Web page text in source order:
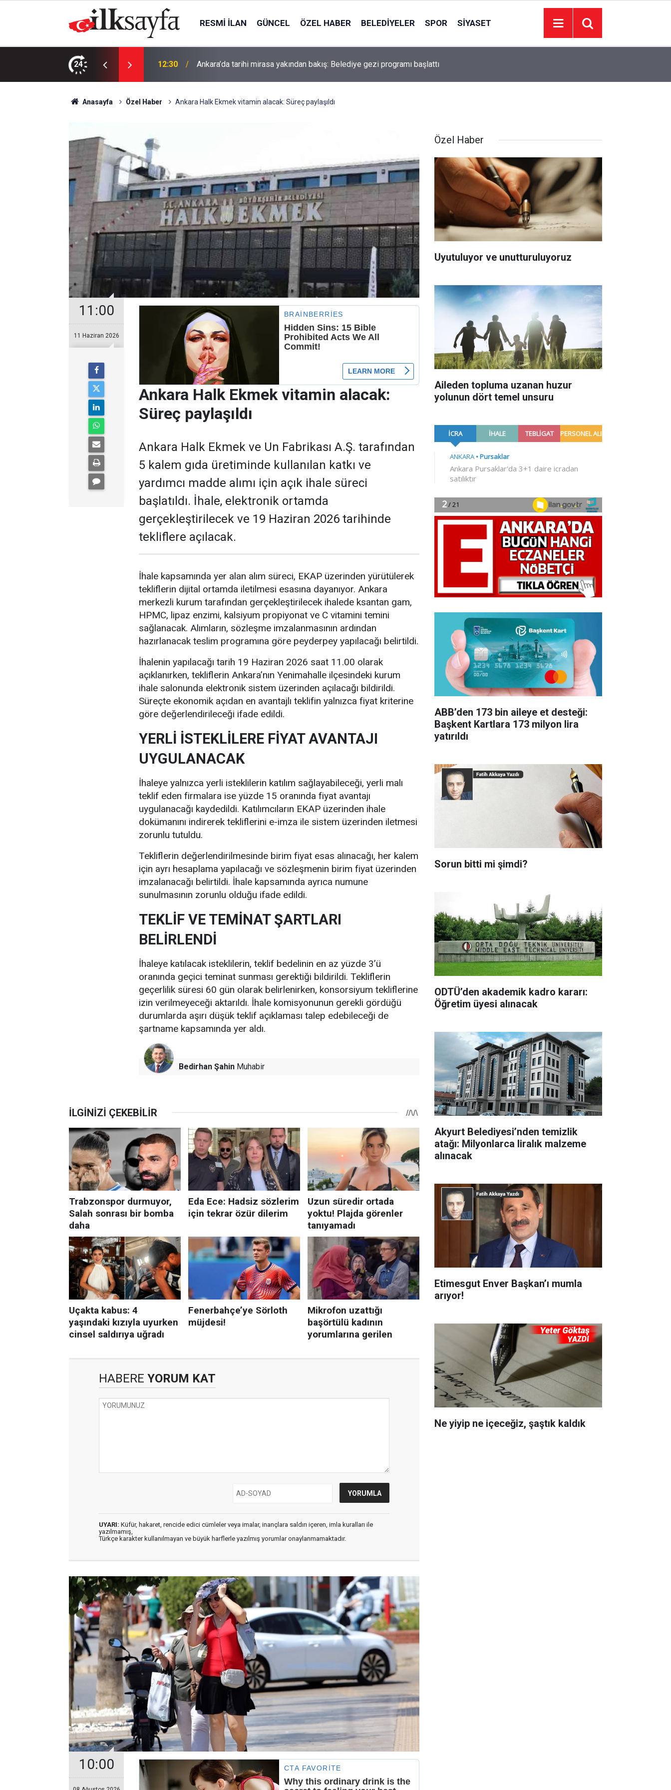
RESMI İLAN GÜNCEL ÖZEL HABER BELEDIYELER SPOR SIYASET
24
Belediye gezi programı başlattı 12:13 Otobüs kamyonete arkadan çarptı: 1 can kaybı, 15 yaralı
Anasayfa Özel Haber Ankara Halk Ekmek vitamin alacak: Süreç paylaşıldı
11:00
11 Haziran 2026
Ankara Halk Ekmek vitamin alacak:
Süreç paylaşıldı
Ankara Halk Ekmek ve Un Fabrikası A.Ş. tarafından
5 kalem gıda üretiminde kullanılan katkı ve
yardımcı madde alımı için açık ihale süreci
başlatıldı. İhale, elektronik ortamda
gerçekleştirilecek ve 19 Haziran 2026 tarihinde
tekliflere açılacak.
İhale kapsamında yer alan alım süreci, EKAP üzerinden yürütülerek
tekliflerin dijital ortamda iletilmesi esasına dayanıyor. Ankara
merkezli kurum tarafından gerçekleştirilecek ihalede ksantan gam,
HPMC, lipaz enzimi, kalsiyum propiyonat ve C vitamini temini
sağlanacak. Alımların, sözleşme imzalanmasının ardından
hazırlanacak teslim programına göre peyderpey yapılacağı belirtildi.
İhalenin yapılacağı tarih 19 Haziran 2026 saat 11.00 olarak
açıklanırken, tekliflerin Ankara’nın Yenimahalle ilçesindeki kurum
ihale salonunda elektronik sistem üzerinden açılacağı bildirildi.
Süreçte ekonomik açıdan en avantajlı teklifin yalnızca fiyat kriterine
göre değerlendirileceği ifade edildi.
YERLİ İSTEKLİLERE FİYAT AVANTAJI
UYGULANACAK
İhaleye yalnızca yerli isteklilerin katılım sağlayabileceği, yerli malı
teklif eden firmalara ise yüzde 15 oranında fiyat avantajı
uygulanacağı kaydedildi. Katılımcıların EKAP üzerinden ihale
dokümanını indirerek tekliflerini e-imza ile sistem üzerinden iletmesi
zorunlu tutuldu.
Tekliflerin değerlendirilmesinde birim fiyat esas alınacağı, her kalem
için ayrı hesaplama yapılacağı ve sözleşmenin birim fiyat üzerinden
imzalanacağı belirtildi. İhale kapsamında ayrıca numune
sunulmasının zorunlu olduğu ifade edildi.
TEKLİF VE TEMİNAT ŞARTLARI
BELİRLENDİ
İhaleye katılacak isteklilerin, teklif bedelinin en az yüzde 3’ü
oranında geçici teminat sunması gerektiği bildirildi. Tekliflerin
geçerlilik süresi 60 gün olarak belirlenirken, konsorsiyum tekliflerine
izin verilmeyeceği aktarıldı. İhale komisyonunun gerekli gördüğü
durumlarda aşırı düşük teklif açıklaması talep edebileceği de
şartname kapsamında yer aldı.
Bedirhan Şahin Muhabir
HABERE YORUM KAT
UYARI: Küfür, hakaret, rencide edici cümleler veya imalar, inançlara saldırı içeren, imla kuralları ile
yazılmamış,
Türkçe karakter kullanılmayan ve büyük harflerle yazılmış yorumlar onaylanmamaktadır.
10:00
Özel Haber
Uyutuluyor ve unutturuluyoruz
Aileden topluma uzanan huzur
yolunun dört temel unsuru
ABB’den 173 bin aileye et desteği:
Başkent Kartlara 173 milyon lira
yatırıldı
Sorun bitti mi şimdi?
ODTÜ’den akademik kadro kararı:
Öğretim üyesi alınacak
Akyurt Belediyesi’nden temizlik
atağı: Milyonlarca liralık malzeme
alınacak
Etimesgut Enver Başkan’ı mumla
arıyor!
Ne yiyip ne içeceğiz, şaştık kaldık